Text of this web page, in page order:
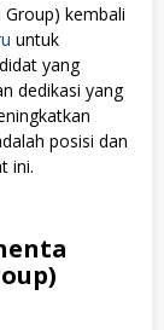
kembali
untuk
yang
dedikasi yang
posisi dan
ini.